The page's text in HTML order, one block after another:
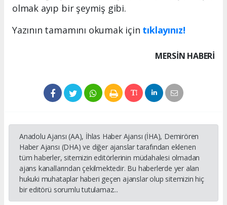
olmak ayıp bir şeymiş gibi.
Yazının tamamını okumak için tıklayınız!
MERSIN HABERİ
Anadolu Ajansı (AA), İhlas Haber Ajansı (İHA), Demirören
Haber Ajansı (DHA) ve diğer ajanslar tarafından eklenen
tüm haberler, sitemizin editörlerinin müdahalesi olmadan
ajans kanallarından çekilmektedir. Bu haberlerde yer alan
hukuki muhataplar haberi geçen ajanslar olup sitemizin hiç
bir editörü sorumlu tutulamaz...